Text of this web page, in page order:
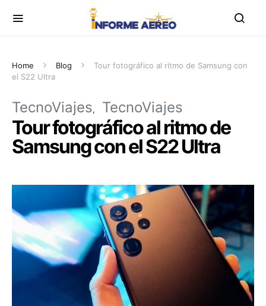
Home Blog
Tour fotográfico al ritmo de Samsung con
el S22 Ultra
TecnoViajes TecnoViajes
Tour fotográfico al ritmo de
Samsung con el S22 Ultra